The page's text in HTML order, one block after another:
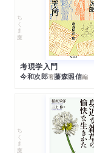
ちくま文庫
考現学入門
今和次郎著藤森照信編
ちくま文庫